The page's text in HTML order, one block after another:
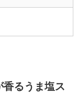
るうま塩ス